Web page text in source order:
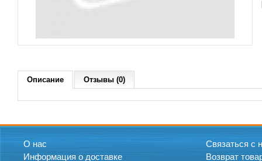
Описание Отзывы (0)
О нас
Информация о доставке
Связаться с
Возврат